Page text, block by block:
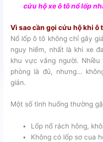
cứu hộ xe ô tô nổ lốp
Vì sao cần gọi cứu hộ khi ô
Nổ lốp ô tô không chỉ gây
nguy hiểm, nhất là khi xe
khu vực vắng người.
phòng là đủ, nhưng…
giản.
Một số tình huống thường
Lốp nổ rách hông,
Không có lốp sơ cua